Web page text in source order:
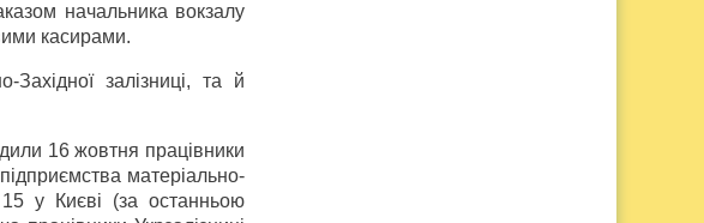
начальника вокзалу
касирами.
залізниці, та й
16 жовтня працівники
матеріально-
15 у Києві (за останньою